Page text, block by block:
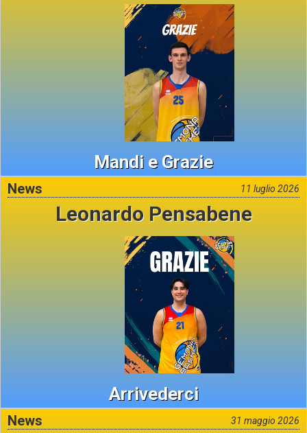
Mandi e Grazie
News 11 luglio 2026
Leonardo Pensabene
Arrivederci
News 31 maggio 2026